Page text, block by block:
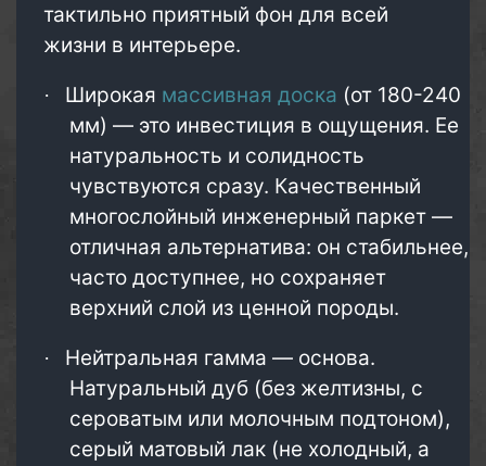
тактильно приятный фон для всей
жизни в интерьере.
· Широкая массивная доска (от 180-240
мм) — это инвестиция в ощущения. Ее
натуральность и солидность
чувствуются сразу. Качественный
многослойный инженерный паркет —
отличная альтернатива: он стабильнее,
часто доступнее, но сохраняет
верхний слой из ценной породы.
·
Нейтральная гамма — основа.
Натуральный дуб (без желтизны, с
сероватым или молочным подтоном),
серый матовый лак (не холодный, а